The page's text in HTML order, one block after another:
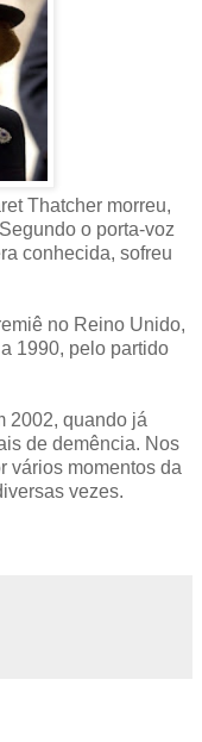
Thatcher morreu,
o porta-voz
conhecida, sofreu
no Reino Unido,
1990, pelo partido
2002, quando já
de demência. Nos
vários momentos da
vezes.